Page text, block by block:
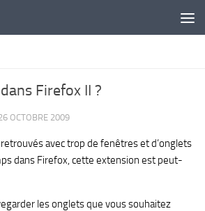
Firefox II ?
OCTOBRE 2009
avec trop de fenêtres et d’onglets
dans Firefox, cette extension est peut-
les onglets que vous souhaitez